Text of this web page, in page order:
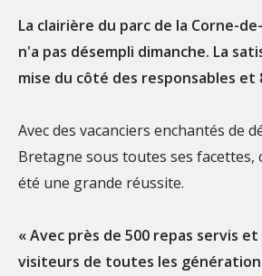
La clairière du parc de la Corne-
n'a pas désempli dimanche. La
mise du côté des responsables et
Avec des vacanciers enchantés de
Bretagne sous toutes ses facettes,
été une grande réussite.
« Avec près de 500 repas servis et
visiteurs de toutes les